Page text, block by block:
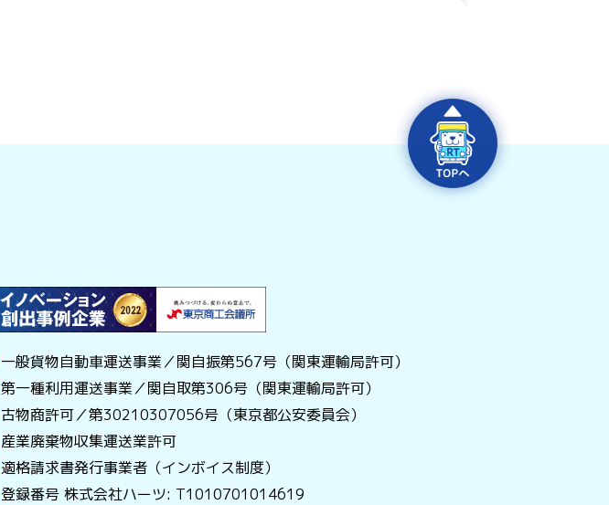
一般貨物自動車運送事業／関自振第567号（関東運輸局許可）
第一種利用運送事業／関自取第306号（関東運輸局許可）
古物商許可／第30210307056号（東京都公安委員会）
産業廃棄物収集運送業許可
適格請求書発行事業者（インボイス制度）
登録番号 株式会社ハーツ: T1010701014619